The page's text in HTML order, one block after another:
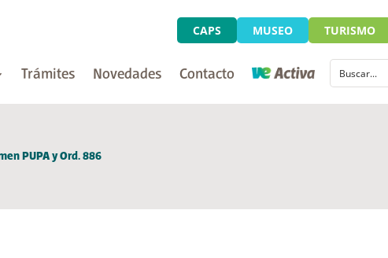
CAPS MUSEO TURISMO
Trámites Novedades Contacto
PUPA y Ord. 886